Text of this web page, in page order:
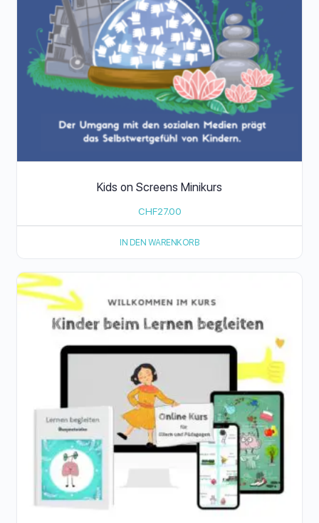
Kids on Screens Minikurs
CHF27.00
IN DEN WARENKORB